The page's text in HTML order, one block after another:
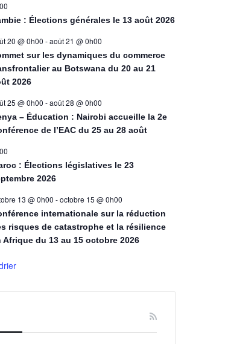
: Élections générales le 13 août 2026
20 @ 0h00 -août 21 @ 0h00
sur les dynamiques du commerce
au Botswana du 20 au 21
2026
25 @ 0h00 -août 28 @ 0h00
– Éducation : Nairobi accueille la 2e
de l’EAC du 25 au 28 août
: Élections législatives le 23
2026
13 @ 0h00 -octobre 15 @ 0h00
internationale sur la réduction
risques de catastrophe et la résilience
Afrique du 13 au 15 octobre 2026